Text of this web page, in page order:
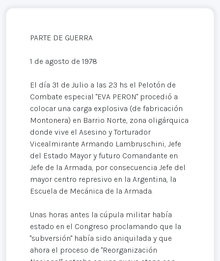
PARTE DE GUERRA
1 de agosto de 1978
El día 31 de Julio a las 23 hs el Pelotón de
Combate especial "EVA PERON" procedió a
colocar una carga explosiva (de fabricación
Montonera) en Barrio Norte, zona oligárquica
donde vive el Asesino y Torturador
Vicealmirante Armando Lambruschini, Jefe
del Estado Mayor y futuro Comandante en
Jefe de la Armada, por consecuencia Jefe del
mayor centro represivo en la Argentina, la
Escuela de Mecánica de la Armada.
Unas horas antes la cúpula militar había
estado en el Congreso proclamando que la
"subversión" había sido aniquilada y que
ahora el proceso de "Reorganización